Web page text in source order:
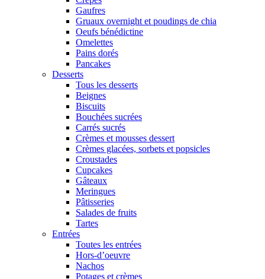
Gaufres
Gruaux overnight et poudings de chia
Oeufs bénédictine
Omelettes
Pains dorés
Pancakes
Desserts
Tous les desserts
Beignes
Biscuits
Bouchées sucrées
Carrés sucrés
Crèmes et mousses dessert
Crèmes glacées, sorbets et popsicles
Croustades
Cupcakes
Gâteaux
Meringues
Pâtisseries
Salades de fruits
Tartes
Entrées
Toutes les entrées
Hors-d’oeuvre
Nachos
Potages et crèmes